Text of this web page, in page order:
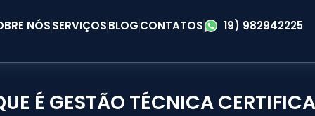
NÓSSERVIÇOSBLOGCONTATOS 19) 982942225
É GESTÃO TÉCNICA